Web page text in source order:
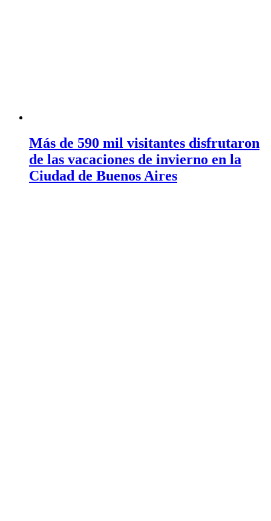
Más de 590 mil visitantes disfrutaron
de las vacaciones de invierno en la
Ciudad de Buenos Aires